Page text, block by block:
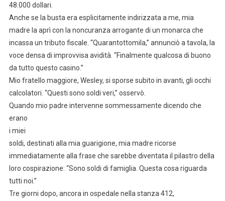
48.000 dollari.
Anche se la busta era esplicitamente indirizzata a me, mia
madre la aprì con la noncuranza arrogante di un monarca che
incassa un tributo fiscale. “Quarantottomila,” annunciò a tavola, la
voce densa di improvvisa avidità. “Finalmente qualcosa di buono
da tutto questo casino.”
Mio fratello maggiore, Wesley, si sporse subito in avanti, gli occhi
calcolatori. “Questi sono soldi veri,” osservò.
Quando mio padre intervenne sommessamente dicendo che
erano
i miei
soldi, destinati alla mia guarigione, mia madre ricorse
immediatamente alla frase che sarebbe diventata il pilastro della
loro cospirazione: “Sono soldi di famiglia. Questa cosa riguarda
tutti noi.”
Tre giorni dopo, ancora in ospedale nella stanza 412,